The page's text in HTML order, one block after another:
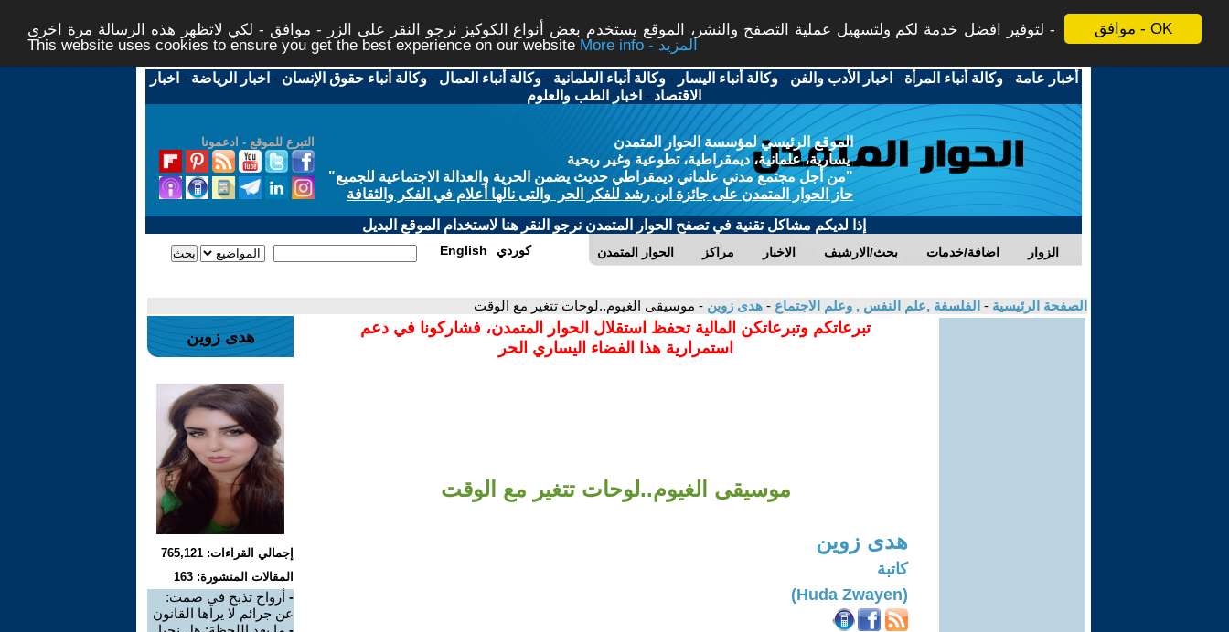
موافق - OK
لتوفير افضل خدمة لكم ولتسهيل عملية التصفح والنشر، الموقع يستخدم بعض أنواع الكوكيز نرجو النقر على الزر - موافق - لكي لاتظهر هذه الرسالة مرة اخرى -
This website uses cookies to ensure you get the best experience on our website
More info - المزيد
أخبار عامة -وكالة أنباء المرأة - اخبار الأدب والفن -وكالة أنباء اليسار -وكالة أنباء العلمانية -وكالة أنباء العمال -وكالة أنباء حقوق الإنسان - اخبار الرياضة - اخبار
الاقتصاد - اخبار الطب والعلوم
التبرع للموقع - ادعمونا
الموقع الرئيسي لمؤسسة الحوار المتمدن
يسارية، علمانية، ديمقراطية، تطوعية وغير ربحية
"من أجل مجتمع مدني علماني ديمقراطي حديث يضمن الحرية والعدالة الاجتماعية للجميع"
حاز الحوار المتمدن على جائزة ابن رشد للفكر الحر والتى نالها أعلام في الفكر والثقافة
إذا لديكم مشاكل تقنية في تصفح الحوار المتمدن نرجو النقر هنا لاستخدام الموقع البديل
الحوار المتمدن مراكز الاخبار بحث/الارشيف اضافة/خدمات الزوار English كوردي
الصفحة الرئيسية - الفلسفة ,علم النفس , وعلم الاجتماع - هدى زوين - موسيقى الغيوم..لوحات تتغير مع الوقت
تبرعاتكم وتبرعاتكن المالية تحفظ استقلال الحوار المتمدن، فشاركونا في دعم
استمرارية هذا الفضاء اليساري الحر
موسيقى الغيوم..لوحات تتغير مع الوقت
هدى زوين
كاتبة
(Huda Zwayen)
هدى زوين
إجمالي القراءات: 765,121
المقالات المنشورة: 163
- أرواح تذبح في صمت:
عن جرائم لا يراها القانون